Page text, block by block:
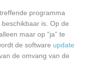
programma
is. Op de
maar op “ja” te
de software update
de omvang van de